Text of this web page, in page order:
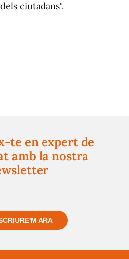
ciutadans".
te en expert de
amb la nostra
ARA